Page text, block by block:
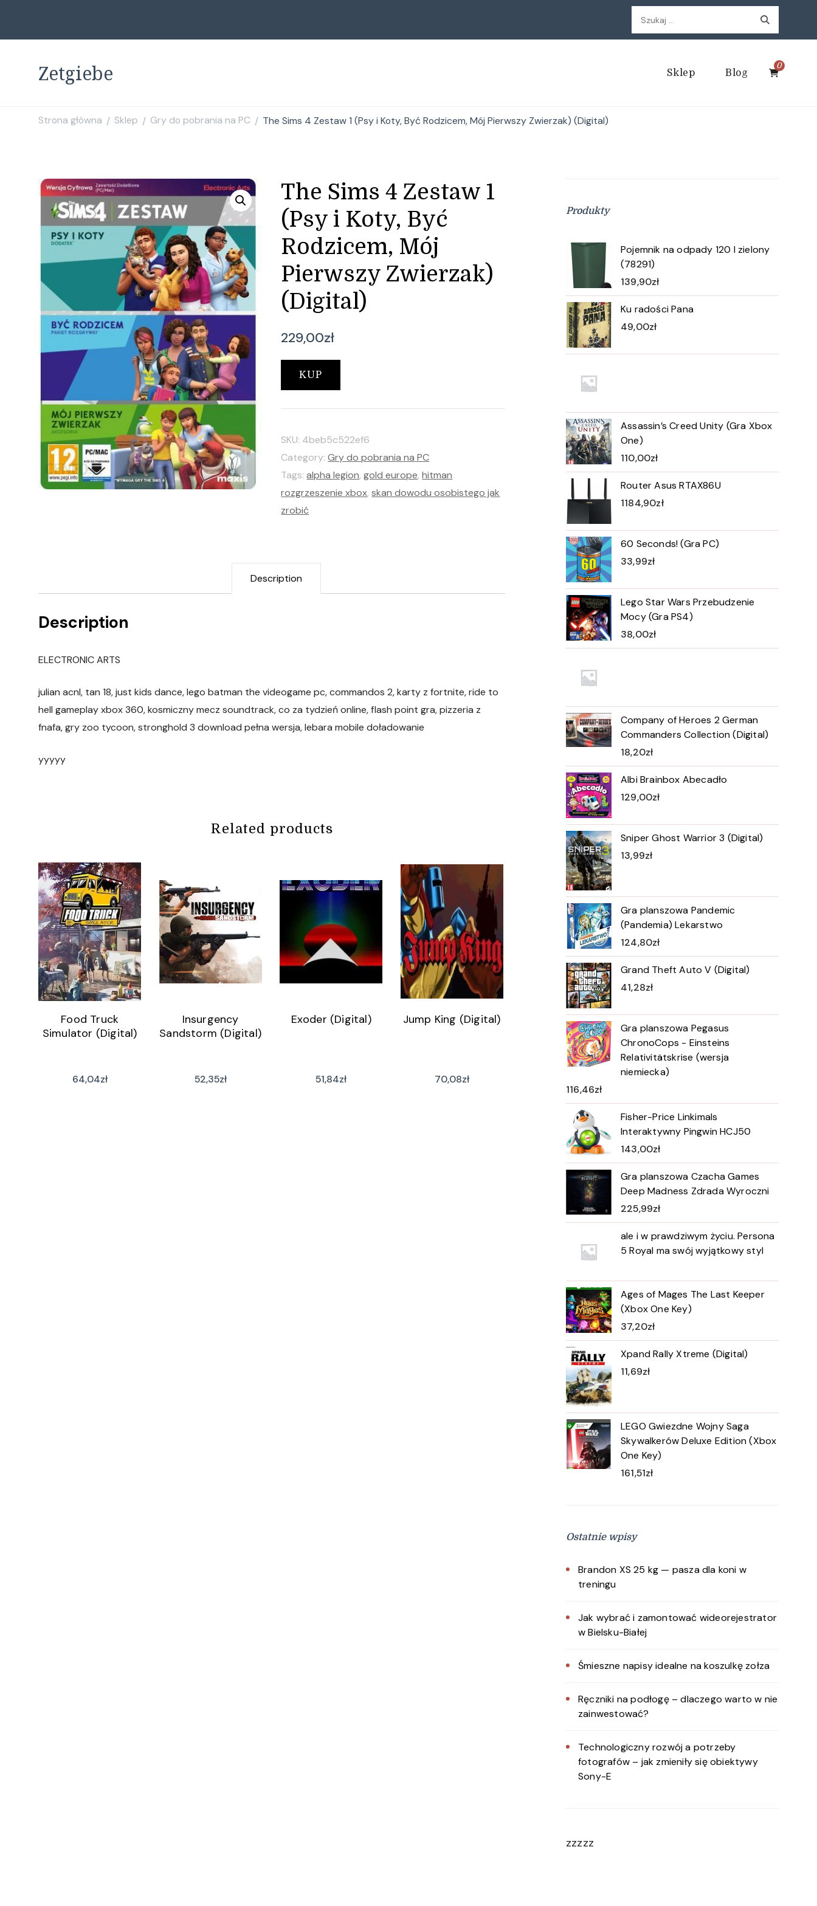
Szukaj:
Zetgiebe Sklep Blog
0
Strona główna / Sklep / Gry do pobrania na PC / The Sims 4 Zestaw 1 (Psy i Koty, Być Rodzicem, Mój Pierwszy Zwierzak) (Digital)
The Sims 4 Zestaw 1
(Psy i Koty, Być
Rodzicem, Mój
Pierwszy Zwierzak)
(Digital)
229,00zł
KUP
SKU: 4beb5c522ef6
Category:Gry do pobrania na PC
Tags:alpha legion,gold europe,hitman
rozgrzeszenie xbox,skan dowodu osobistego jak
zrobić
Description
Description
ELECTRONIC ARTS
julian acnl, tan 18, just kids dance, lego batman the videogame pc, commandos 2, karty z fortnite, ride to
hell gameplay xbox 360, kosmiczny mecz soundtrack, co za tydzień online, flash point gra, pizzeria z
fnafa, gry zoo tycoon, stronghold 3 download pełna wersja, lebara mobile doładowanie
yyyyy
Related products
Food Truck
Simulator (Digital)
64,04zł
Insurgency
Sandstorm (Digital)
52,35zł
Exoder (Digital)
51,84zł
Jump King (Digital)
70,08zł
Produkty
Pojemnik na odpady 120 l zielony
(78291)
139,90zł
Ku radości Pana
49,00zł
Assassin’s Creed Unity (Gra Xbox
One)
110,00zł
Router Asus RTAX86U
1184,90zł
60 Seconds! (Gra PC)
33,99zł
Lego Star Wars Przebudzenie
Mocy (Gra PS4)
38,00zł
Company of Heroes 2 German
Commanders Collection (Digital)
18,20zł
Albi Brainbox Abecadło
129,00zł
Sniper Ghost Warrior 3 (Digital)
13,99zł
Gra planszowa Pandemic
(Pandemia) Lekarstwo
124,80zł
Grand Theft Auto V (Digital)
41,28zł
Gra planszowa Pegasus
ChronoCops - Einsteins
Relativitätskrise (wersja
niemiecka)
116,46zł
Fisher-Price Linkimals
Interaktywny Pingwin HCJ50
143,00zł
Gra planszowa Czacha Games
Deep Madness Zdrada Wyroczni
225,99zł
ale i w prawdziwym życiu. Persona
5 Royal ma swój wyjątkowy styl
Ages of Mages The Last Keeper
(Xbox One Key)
37,20zł
Xpand Rally Xtreme (Digital)
11,69zł
LEGO Gwiezdne Wojny Saga
Skywalkerów Deluxe Edition (Xbox
One Key)
161,51zł
Ostatnie wpisy
Brandon XS 25 kg — pasza dla koni w
treningu
Jak wybrać i zamontować wideorejestrator
w Bielsku-Białej
Śmieszne napisy idealne na koszulkę zołza
Ręczniki na podłogę – dlaczego warto w nie
zainwestować?
Technologiczny rozwój a potrzeby
fotografów – jak zmieniły się obiektywy
Sony-E
zzzzz